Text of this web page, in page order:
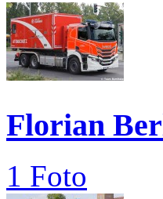
Florian
1 Foto